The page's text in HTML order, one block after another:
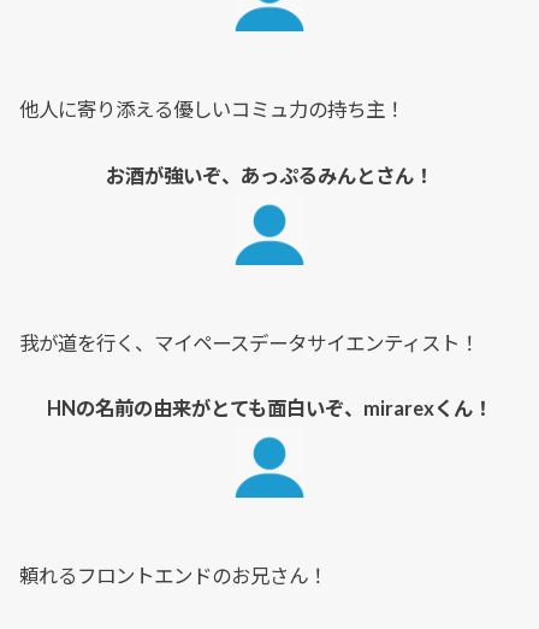
他人に寄り添える優しいコミュ力の持ち主！
お酒が強いぞ、あっぷるみんとさん！
我が道を行く、マイペースデータサイエンティスト！
HNの名前の由来がとても面白いぞ、mirarexくん！
頼れるフロントエンドのお兄さん！